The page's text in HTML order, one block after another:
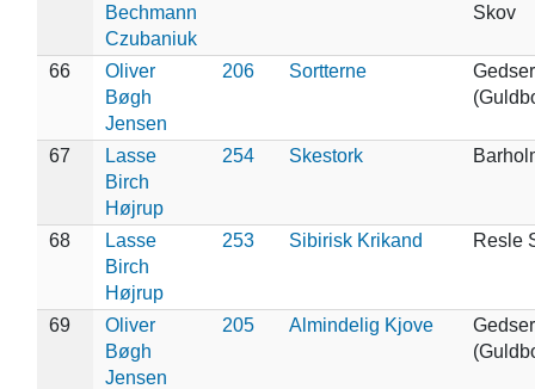
Bechmann
Czubaniuk
Skov
66
Oliver
Bøgh
Jensen
206 Sortterne
67
Lasse
Birch
Højrup
254 Skestork
68
Lasse
Birch
Højrup
253 Sibirisk Krikand Resle
69
Oliver
Bøgh
Jensen
205 Almindelig Kjove